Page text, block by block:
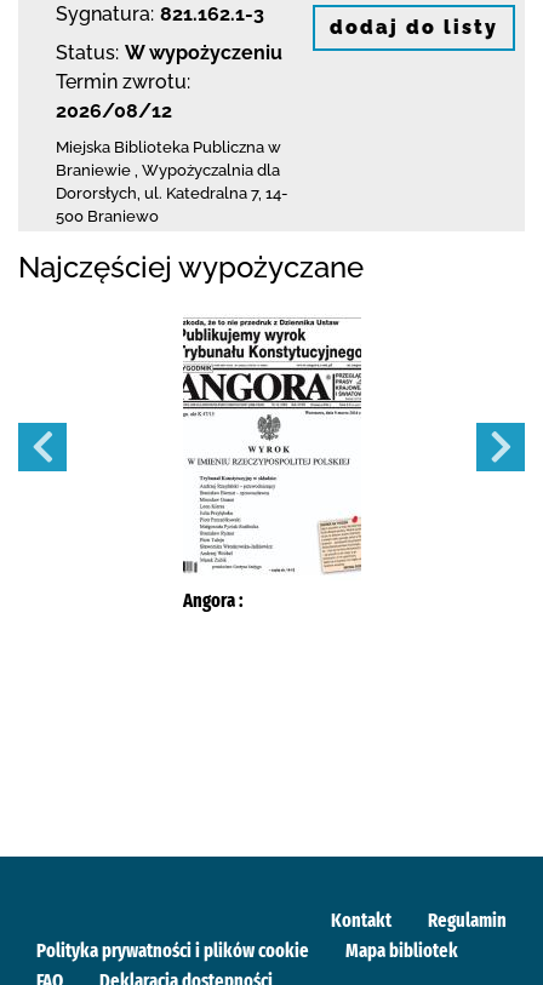
Sygnatura: 821.162.1-3
Status: W wypożyczeniu
Termin zwrotu:
2026/08/12
Miejska Biblioteka Publiczna w
Braniewie Wypożyczalnia dla
Dororsłych, ul. Katedralna 7, 14-
500 Braniewo
dodaj do listy
Najczęściej wypożyczane
Angora :
Kontakt
Regulamin
Polityka prywatności i plików cookie
Mapa bibliotek
FAQ
Deklaracja dostępności